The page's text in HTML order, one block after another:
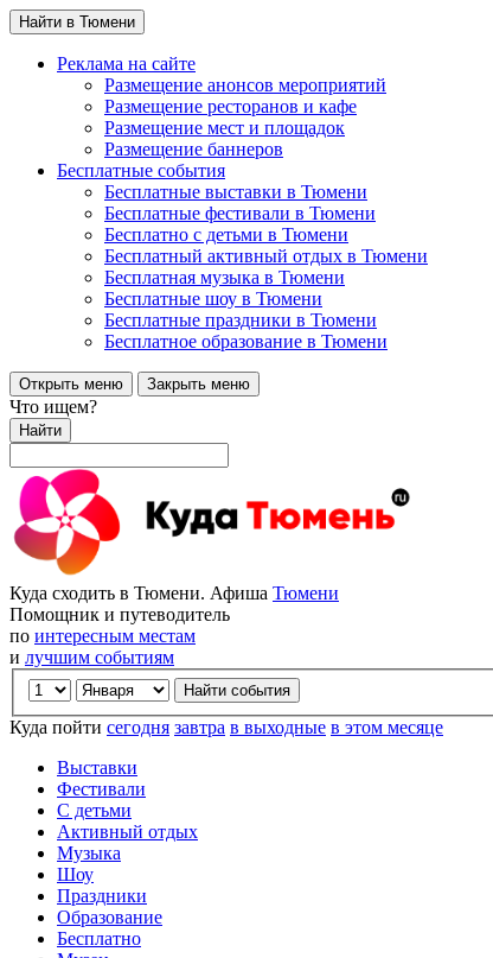
Найти в Тюмени
Реклама на сайте
Размещение анонсов мероприятий
Размещение ресторанов и кафе
Размещение мест и площадок
Размещение баннеров
Бесплатные события
Бесплатные выставки в Тюмени
Бесплатные фестивали в Тюмени
Бесплатно с детьми в Тюмени
Бесплатный активный отдых в Тюмени
Бесплатная музыка в Тюмени
Бесплатные шоу в Тюмени
Бесплатные праздники в Тюмени
Бесплатное образование в Тюмени
Открыть меню Закрыть меню
Что ищем?
Найти
Куда сходить в Тюмени. Афиша Тюмени
Помощник и путеводитель
по интересным местам
и лучшим событиям
Куда пойти сегодня завтра в выходные в этом месяце
Выставки
Фестивали
С детьми
Активный отдых
Музыка
Шоу
Праздники
Образование
Бесплатно